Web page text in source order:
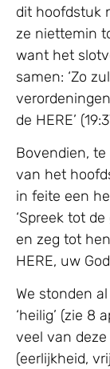
dit hoofdstuk
ze niettemin
want het
samen: ‘Zo
de HERE’
Bovendien,
van het
in feite een
‘Spreek tot
en zeg tot
HERE, uw
We stonden
‘heilig’ (zie 8
veel van
(eerlijkheid,